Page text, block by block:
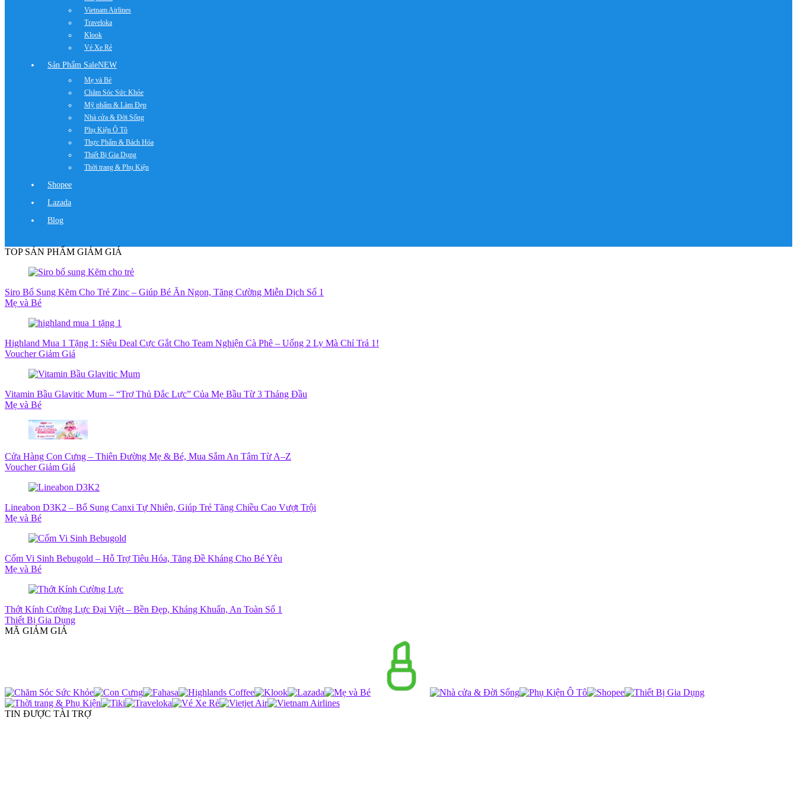
Vietnam Airlines
Traveloka
Klook
Vé Xe Rẻ
Sản Phẩm SaleNEW
Mẹ và Bé
Chăm Sóc Sức Khỏe
Mỹ phẩm & Làm Đẹp
Nhà cửa & Đời Sống
Phụ Kiện Ô Tô
Thực Phẩm & Bách Hóa
Thiết Bị Gia Dụng
Thời trang & Phụ Kiện
Shopee
Lazada
Blog
TOP SẢN PHẨM GIẢM GIÁ
Siro Bổ Sung Kẽm Cho Trẻ Zinc – Giúp Bé Ăn Ngon, Tăng Cường Miễn Dịch Số 1
Mẹ và Bé
Highland Mua 1 Tặng 1: Siêu Deal Cực Gắt Cho Team Nghiện Cà Phê – Uống 2 Ly Mà Chỉ Trả 1!
Voucher Giảm Giá
Vitamin Bầu Glavitic Mum – “Trợ Thủ Đắc Lực” Của Mẹ Bầu Từ 3 Tháng Đầu
Mẹ và Bé
Cửa Hàng Con Cưng – Thiên Đường Mẹ & Bé, Mua Sắm An Tâm Từ A–Z
Voucher Giảm Giá
Lineabon D3K2 – Bổ Sung Canxi Tự Nhiên, Giúp Trẻ Tăng Chiều Cao Vượt Trội
Mẹ và Bé
Cốm Vi Sinh Bebugold – Hỗ Trợ Tiêu Hóa, Tăng Đề Kháng Cho Bé Yêu
Mẹ và Bé
Thớt Kính Cường Lực Đại Việt – Bền Đẹp, Kháng Khuẩn, An Toàn Số 1
Thiết Bị Gia Dụng
MÃ GIẢM GIÁ
TIN ĐƯỢC TÀI TRỢ